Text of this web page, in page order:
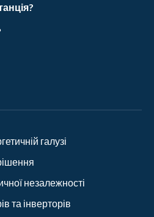
галузі
незалежності
та інверторів